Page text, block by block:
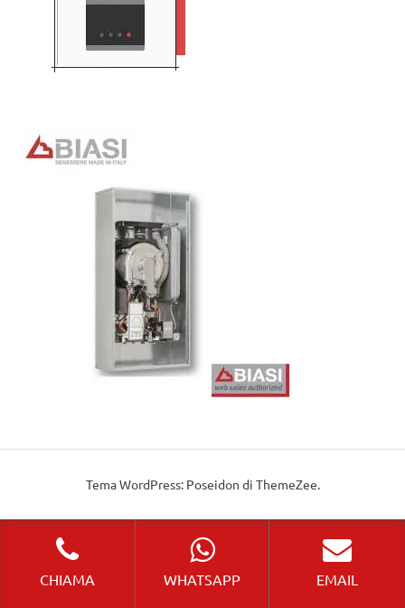
Tema WordPress: Poseidon di ThemeZee.
CHIAMA WHATSAPP EMAIL